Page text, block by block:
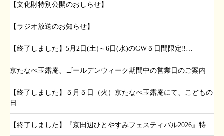
【文化財特別公開のおしらせ】
【ラジオ放送のお知らせ】
【終了しました】5月2日(土)～6日(水)のGW５日間限定‼…
京たなべ玉露庵、ゴールデンウィーク期間中の営業日のご案内
【終了しました】５月５日（火）京たなべ玉露庵にて、こどもの
日…
【終了しました】『京田辺ひとやすみフェスティバル2026』特…